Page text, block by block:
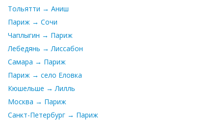
Тольятти → Аниш
Париж → Сочи
Чаплыгин → Париж
Лебедянь → Лиссабон
Самара → Париж
Париж → село Еловка
Кюшельше → Лилль
Москва → Париж
Санкт-Петербург → Париж